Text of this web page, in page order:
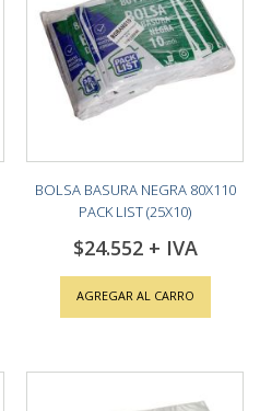
BOLSA BASURA NEGRA 80X110
PACK LIST (25X10)
$24.552
AGREGAR AL CARRO